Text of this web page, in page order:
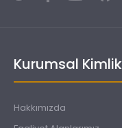
Kurumsal Kimlik
Hakkımızda